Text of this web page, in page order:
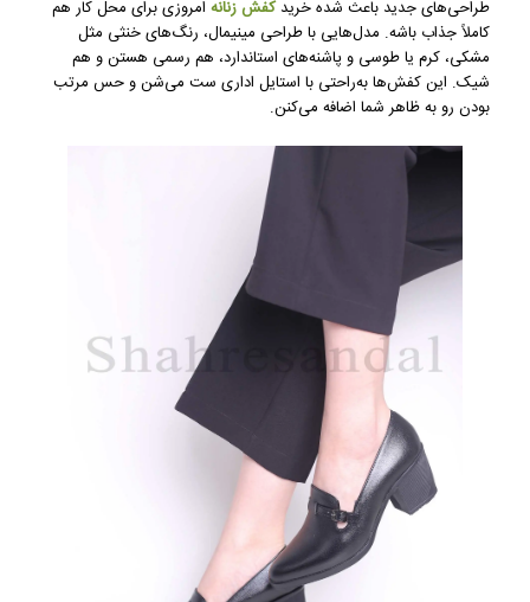
طراحی‌های جدید باعث شده خریدکفش زنانهامروزی برای محل کار هم
کاملاً جذاب باشه. مدل‌هایی با طراحی مینیمال، رنگ‌های خنثی مثل
مشکی، کرم یا طوسی و پاشنه‌های استاندارد، هم رسمی هستن و هم
شیک. این کفش‌ها به‌راحتی با استایل اداری ست می‌شن و حس مرتب
بودن رو به ظاهر شما اضافه می‌کنن.